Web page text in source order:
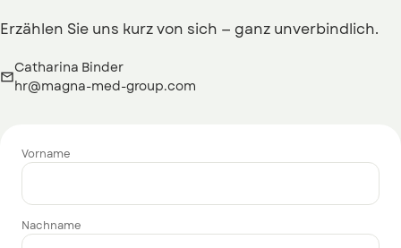
Erzählen Sie uns kurz von sich — ganz unverbindlich.

Catharina Binder
hr@magna-med-group.com
Vorname
Nachname